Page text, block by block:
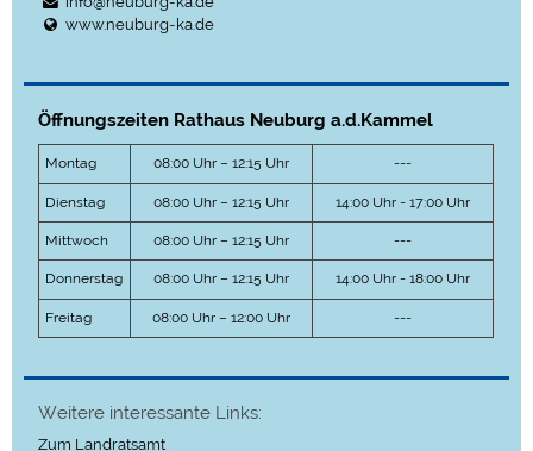
www.neuburg-ka.de
Öffnungszeiten Rathaus Neuburg a.d.Kammel
Montag 08:00 Uhr – 12:15 Uhr ---
Dienstag 08:00 Uhr – 12:15 Uhr 14:00 Uhr - 17:00 Uhr
Mittwoch 08:00 Uhr – 12:15 Uhr ---
Donnerstag 08:00 Uhr – 12:15 Uhr 14:00 Uhr - 18:00 Uhr
Freitag 08:00 Uhr – 12:00 Uhr ---
Weitere interessante Links:
Zum Landratsamt